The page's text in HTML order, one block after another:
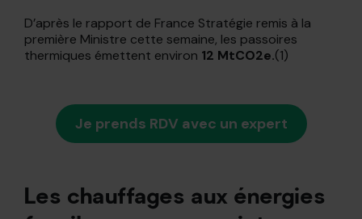
D’après le rapport de France Stratégie remis à la
première Ministre cette semaine, les passoires
thermiques émettent environ 12 MtCO2e.(1)
Je prends RDV avec un expert
Les chauffages aux énergies